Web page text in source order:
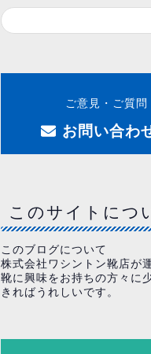
ご意見・ご質問
お問い合わ
このサイトにつ
このブログについて
株式会社ワシントン靴店が
靴に興味をお持ちの方々に
きればうれしいです。